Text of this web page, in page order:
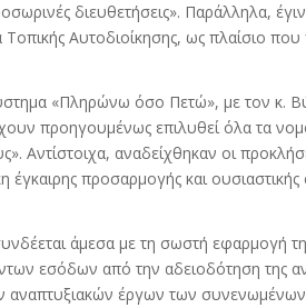
διευθετήσεις». Παράλληλα,
Αυτοδιοίκησης, ως πλαίσιο που
«Πληρώνω όσο Πετώ», με τον κ.
προηγουμένως επιλυθεί όλα τα
Αντίστοιχα, αναδείχθηκαν οι
προσαρμογής και ουσιαστικής
άμεσα με τη σωστή εφαρμογή
εσόδων από την αδειοδότηση της
αναπτυξιακών έργων των